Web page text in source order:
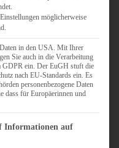
möglicherweise
Daten in den USA. Mit Ihrer
Sie auch in die Verarbeitung
GDPR ein. Der EuGH stuft die
nach EU-Standards ein. Es
personenbezogene Daten
dass für Europäerinnen und
des IAB Transparency and Consent
Informationen auf